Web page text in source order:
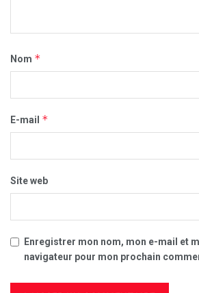
Nom *
E-mail *
Site web
Enregistrer mon nom, mon e-mail et
navigateur pour mon prochain